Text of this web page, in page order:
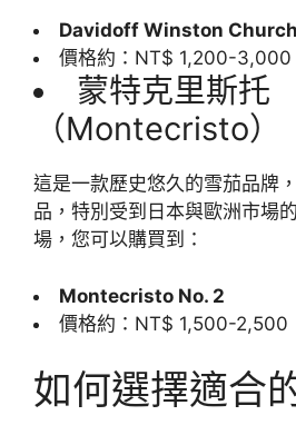
Davidoff Winston
價格約：NT$ 1,200-3,000
蒙特克里斯托
（Montecristo）
這是一款歷史悠久的雪茄品牌
品，特別受到日本與歐洲市場
場，您可以購買到：
Montecristo No. 2
價格約：NT$ 1,500-2,500
如何選擇適合